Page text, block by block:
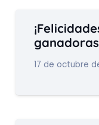
17 de octubre